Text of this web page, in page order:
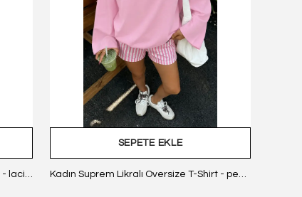
Kadın Suprem Likralı Oversize T-Shirt - lacivert
SEPETE EKLE
Kadın Suprem Likralı Oversize T-Shirt - pembe